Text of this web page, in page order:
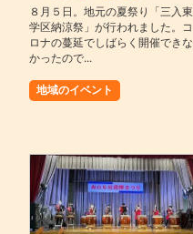
８月５日。地元の夏祭り「三入東
学区納涼祭」が行われました。コ
ロナの蔓延でしばらく開催できな
かったので...
地域のイベント